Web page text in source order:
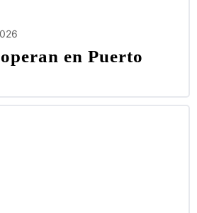
en Puerto